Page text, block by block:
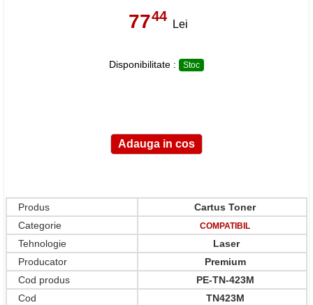
7744
Lei
Disponibilitate : Stoc
Produs
Cartus Toner
Categorie
COMPATIBIL
Tehnologie
Laser
Producator
Premium
Cod produs
PE-TN-423M
Cod
TN423M